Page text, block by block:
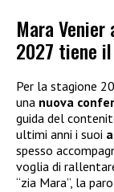
Mara Venier
2027 tiene
Per la stagione
una nuova
guida del
ultimi anni i suoi
spesso
voglia di
“zia Mara”, la